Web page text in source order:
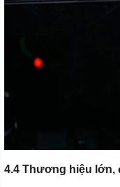
4.4 Thương hiệu lớn,